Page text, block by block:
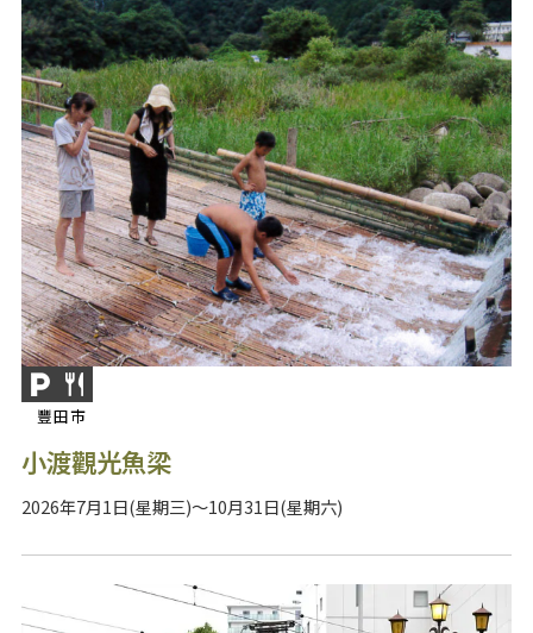
豐田市
小渡觀光魚梁
2026年7月1日(星期三)～10月31日(星期六)